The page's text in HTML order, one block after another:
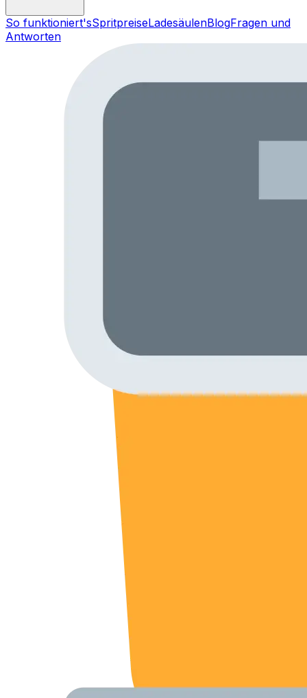
So funktioniert'sSpritpreiseLadesäulenBlogFragen und
Antworten